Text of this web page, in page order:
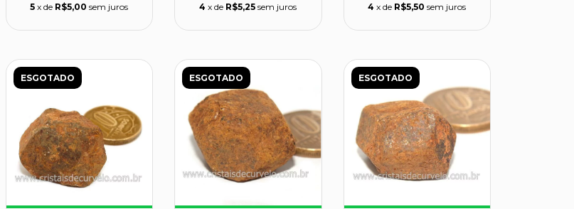
5 x de R$5,00 sem juros 4 x de R$5,25 sem juros 4 x de R$5,50 sem juros
ESGOTADO ESGOTADO ESGOTADO